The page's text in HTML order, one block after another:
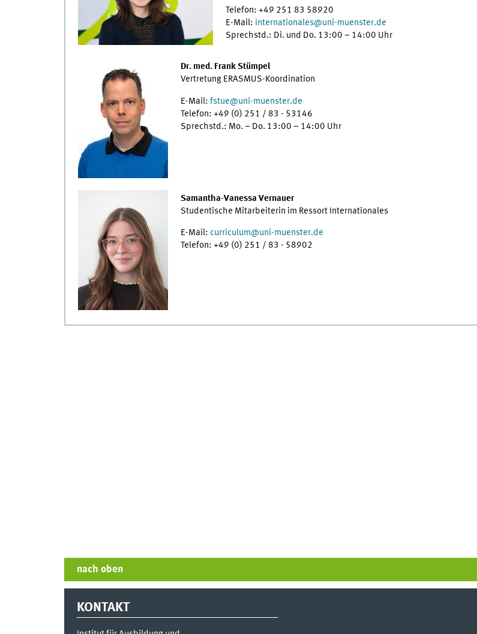
Telefon: +49 251 83 58920
E-Mail: internationales@uni-muenster.de
Sprechstd.: Di. und Do. 13:00 – 14:00 Uhr
Dr. med. Frank Stümpel
Vertretung ERASMUS-Koordination
E-Mail: fstue@uni-muenster.de
Telefon: +49 (0) 251 / 83 - 53146
Sprechstd.: Mo. – Do. 13:00 – 14:00 Uhr
Samantha-Vanessa Vernauer
Studentische Mitarbeiterin im Ressort Internationales
E-Mail: curriculum@uni-muenster.de
Telefon: +49 (0) 251 / 83 - 58902
nach oben
KONTAKT